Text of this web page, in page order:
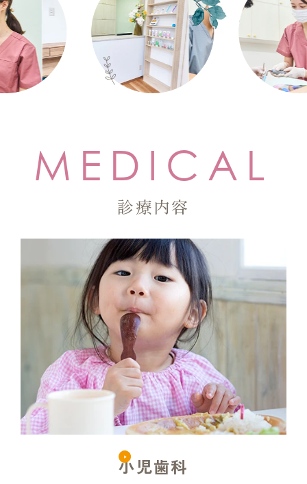
MEDICAL
診療内容
小児歯科